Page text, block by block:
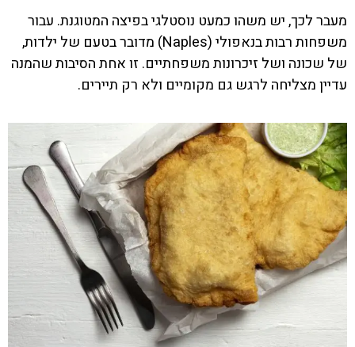
מעבר לכך, יש משהו כמעט נוסטלגי בפיצה המטוגנת. עבור
משפחות רבות בנאפולי (Naples) מדובר בטעם של ילדות,
של שכונה ושל זיכרונות משפחתיים. זו אחת הסיבות שהמנה
עדיין מצליחה לרגש גם מקומיים ולא רק תיירים.